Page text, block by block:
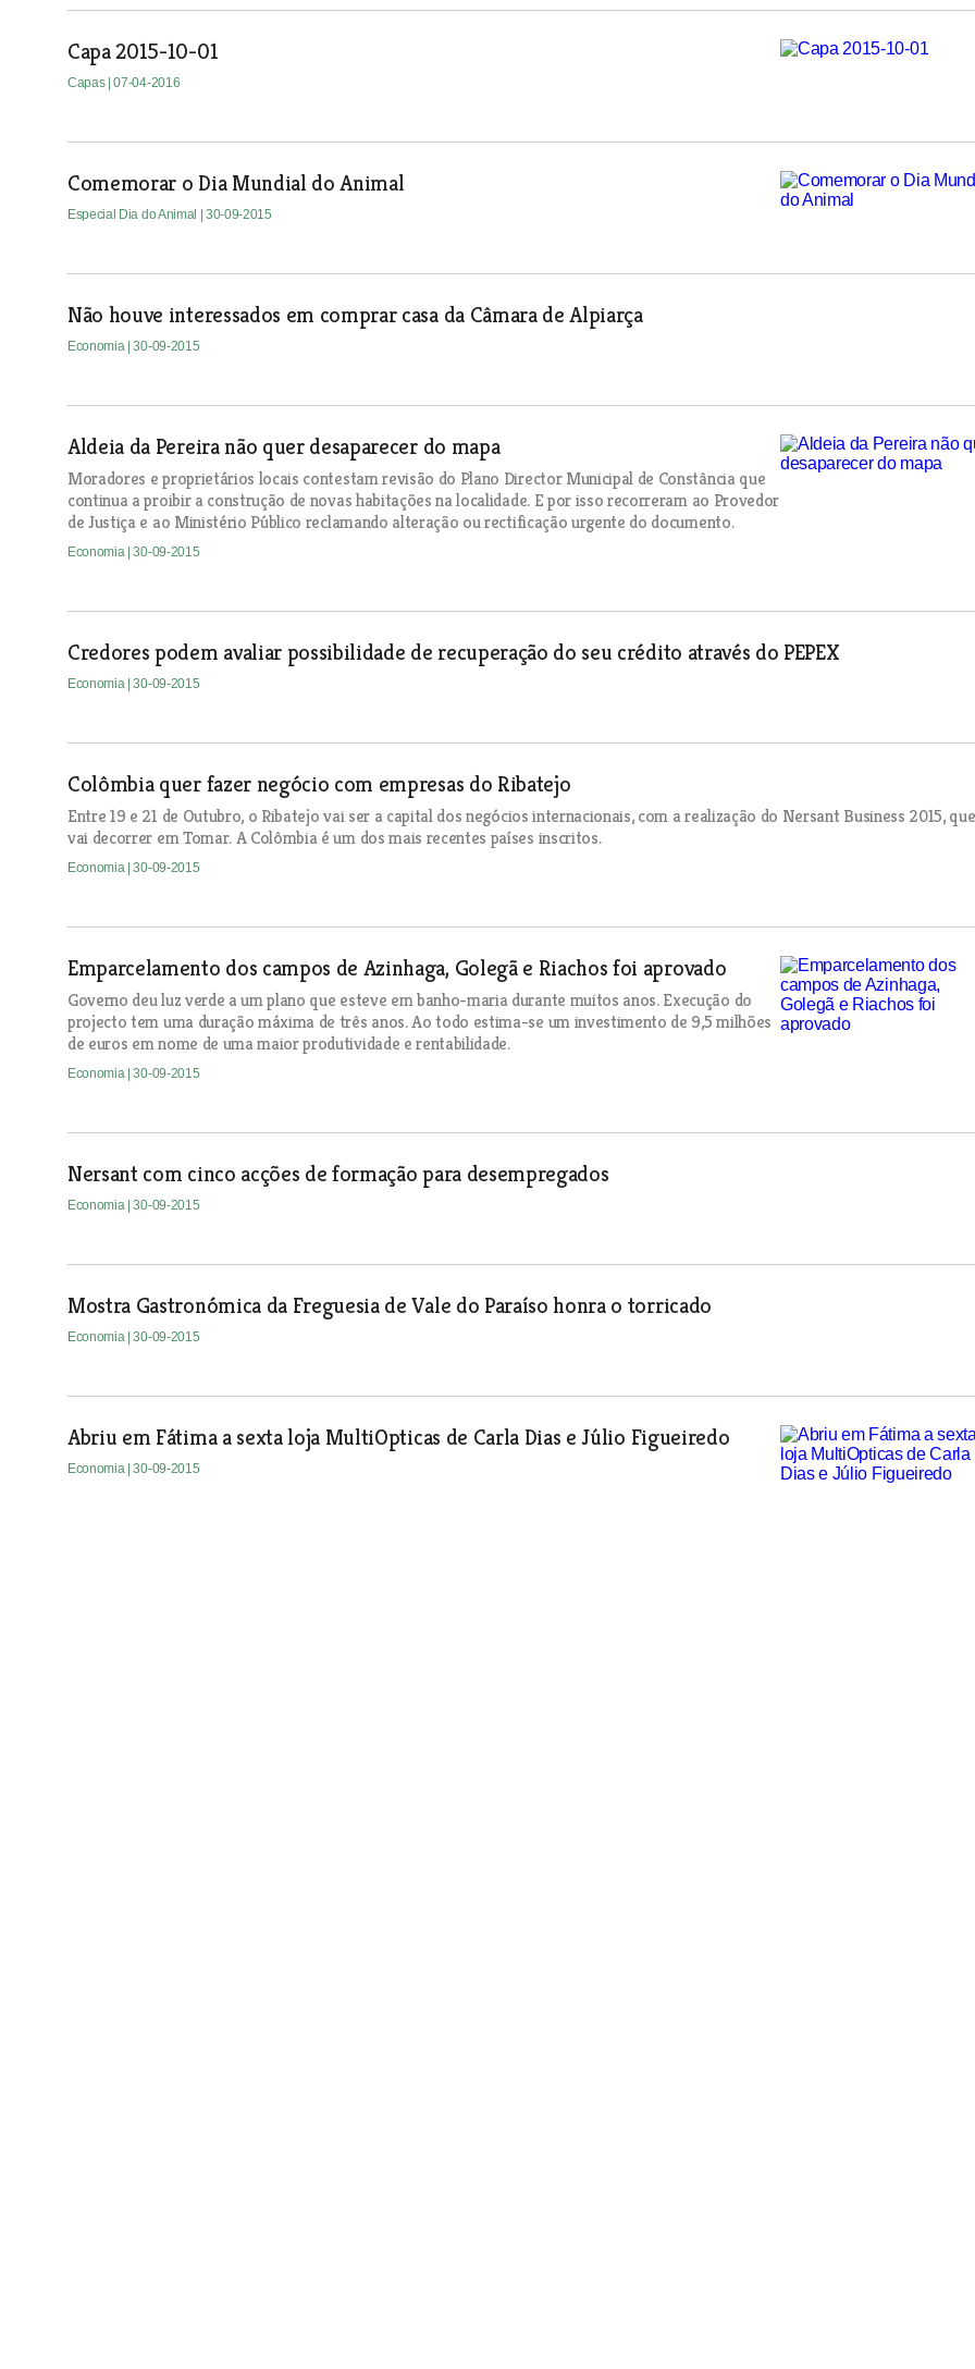
Capa 2015-10-01
Capas | 07-04-2016
Comemorar o Dia Mundial do Animal
Especial Dia do Animal | 30-09-2015
Não houve interessados em comprar casa da Câmara de Alpiarça
Economia | 30-09-2015
Aldeia da Pereira não quer desaparecer do mapa
Moradores e proprietários locais contestam revisão do Plano Director Municipal de Constância que
continua a proibir a construção de novas habitações na localidade. E por isso recorreram ao Provedor
de Justiça e ao Ministério Público reclamando alteração ou rectificação urgente do documento.
Economia | 30-09-2015
Credores podem avaliar possibilidade de recuperação do seu crédito através do PEPEX
Economia | 30-09-2015
Colômbia quer fazer negócio com empresas do Ribatejo
Entre 19 e 21 de Outubro, o Ribatejo vai ser a capital dos negócios internacionais, com a realização do Nersant Business 2015, que
vai decorrer em Tomar. A Colômbia é um dos mais recentes países inscritos.
Economia | 30-09-2015
Emparcelamento dos campos de Azinhaga, Golegã e Riachos foi aprovado
Governo deu luz verde a um plano que esteve em banho-maria durante muitos anos. Execução do
projecto tem uma duração máxima de três anos. Ao todo estima-se um investimento de 9,5 milhões
de euros em nome de uma maior produtividade e rentabilidade.
Economia | 30-09-2015
Nersant com cinco acções de formação para desempregados
Economia | 30-09-2015
Mostra Gastronómica da Freguesia de Vale do Paraíso honra o torricado
Economia | 30-09-2015
Abriu em Fátima a sexta loja MultiOpticas de Carla Dias e Júlio Figueiredo
Economia | 30-09-2015